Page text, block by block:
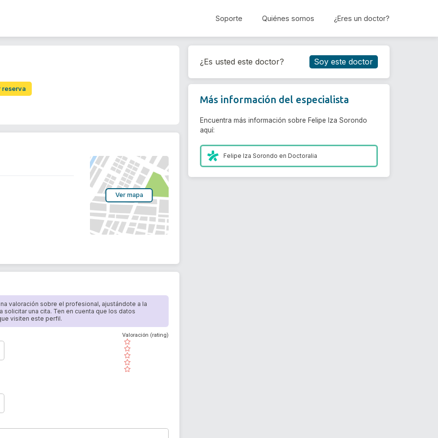
Soporte Quiénes somos ¿Eres un doctor?
Reservar cita
Ver mapa
valoración sobre el profesional, ajustándote a la
una cita. Ten en cuenta que los datos
visiten este perfil.
( )
( )
( )
( )
( )
Valoración (rating)
¿Es usted este doctor? Soy este doctor
Más información del especialista
Encuentra más información sobre Felipe Iza Sorondo
aquí:
Felipe Iza Sorondo enDoctoralia